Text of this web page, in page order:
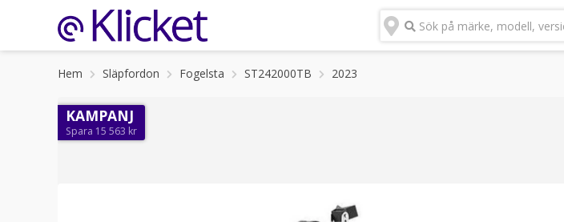
Sök på märke, modell,
Hem Släpfordon Fogelsta ST242000TB 2023
KAMPANJ
Spara 15 563 kr